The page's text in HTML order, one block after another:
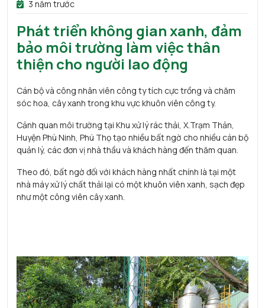
3 năm trước
Phát triển không gian xanh, đảm
bảo môi trường làm việc thân
thiện cho người lao động
Cán bộ và công nhân viên công ty tích cực trồng và chăm
sóc hoa, cây xanh trong khu vực khuôn viên công ty.
Cảnh quan môi trường tại Khu xử lý rác thải, X.Trạm Thản,
Huyện Phù Ninh, Phú Thọ tạo nhiều bất ngờ cho nhiều cán bộ
quản lý, các đơn vị nhà thầu và khách hàng đến thăm quan.
Theo đó, bất ngờ đối với khách hàng nhất chính là tại một
nhà máy xử lý chất thải lại có một khuôn viên xanh, sạch đẹp
như một công viên cây xanh.